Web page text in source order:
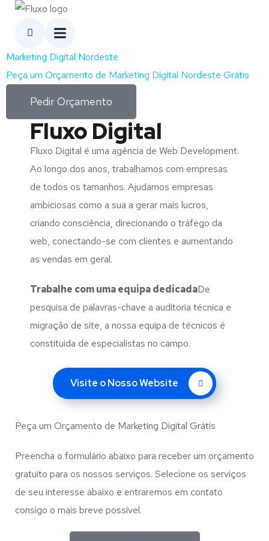
Marketing Digital Nordeste
Peça um Orçamento de Marketing Digital Nordeste Grátis
Pedir Orçamento
Fluxo Digital
Fluxo Digital é uma agência de Web Development.
Ao longo dos anos, trabalhamos com empresas
de todos os tamanhos. Ajudamos empresas
ambiciosas como a sua a gerar mais lucros,
criando consciência, direcionando o tráfego da
web, conectando-se com clientes e aumentando
as vendas em geral.
Trabalhe com umaequipa dedicadaDe
pesquisa de palavras-chave a auditoria técnica e
migração de site, a nossa equipa de técnicos é
constituida de especialistas no campo.
Visite o Nosso Website
Peça um Orçamento de Marketing Digital Grátis
Preencha o formulário abaixo para receber um orçamento
gratuito para os nossos serviços. Selecione os serviços
de seu interesse abaixo e entraremos em contato
consigo o mais breve possível.